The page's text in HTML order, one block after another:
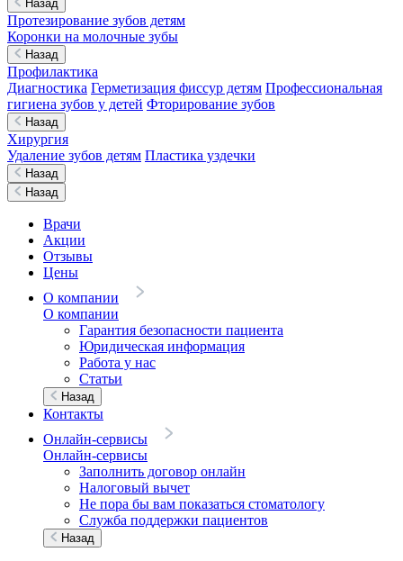
Назад
Протезирование зубов детям
Коронки на молочные зубы
Назад
Профилактика
Диагностика Герметизация фиссур детям Профессиональная
гигиена зубов у детей Фторирование зубов
Назад
Хирургия
Удаление зубов детям Пластика уздечки
Назад
Назад
Врачи
Акции
Отзывы
Цены
О компании
О компании
Гарантия безопасности пациента
Юридическая информация
Работа у нас
Статьи
Назад
Контакты
Онлайн-сервисы
Онлайн-сервисы
Заполнить договор онлайн
Налоговый вычет
Не пора бы вам показаться стоматологу
Служба поддержки пациентов
Назад